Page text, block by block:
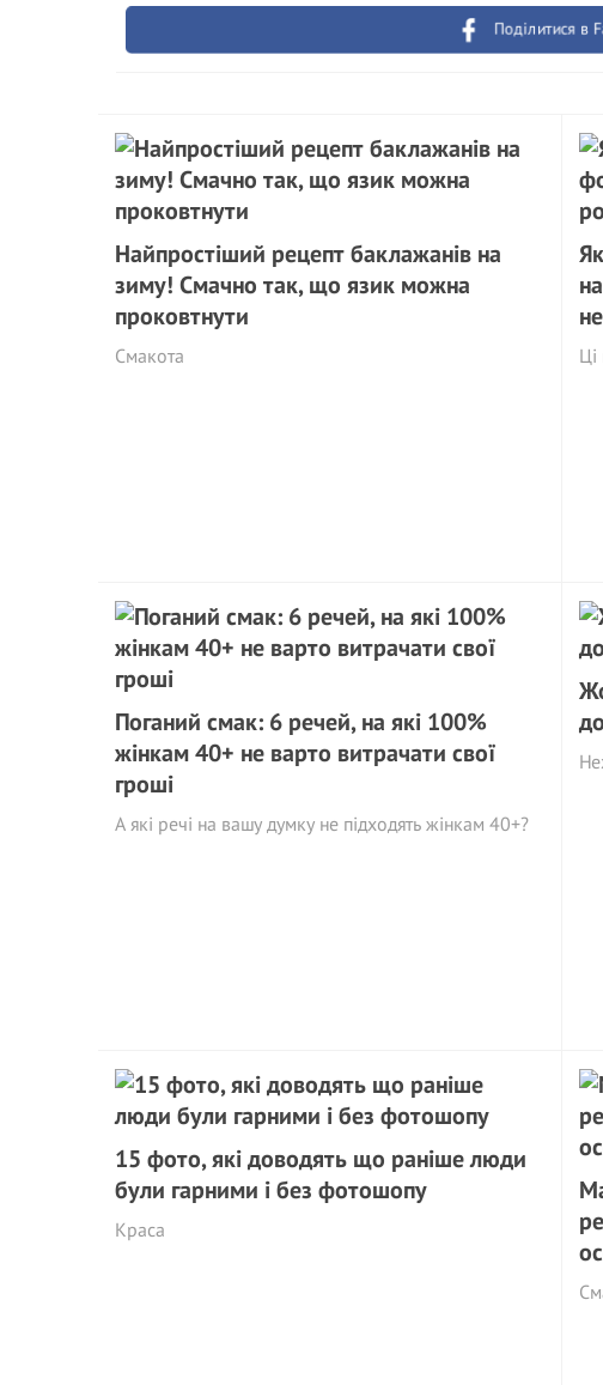
Поділитися в
Найпростіший рецепт баклажанів на
зиму! Смачно так, що язик можна
проковтнути
Смакота Ці
Поганий смак: 6 речей, на які 100%
жінкам 40+ не варто витрачати свої
гроші
А які речі на вашу думку не підходять жінкам 40+?
15 фото, які доводять що раніше люди
були гарними і без фотошопу
Краса